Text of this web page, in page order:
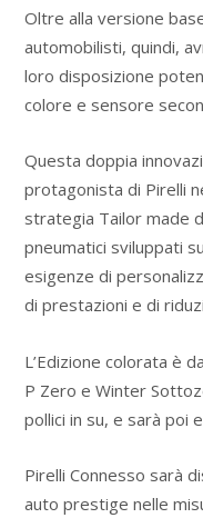
Oltre alla versione
automobilisti, quindi,
loro disposizione
colore e sensore
Questa doppia
protagonista di Pirelli
strategia Tailor made
pneumatici sviluppati
esigenze di
di prestazioni e di
L’Edizione colorata è
P Zero e Winter
pollici in su, e sarà poi
Pirelli Connesso sarà
auto prestige nelle